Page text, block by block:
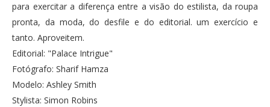
para exercitar a diferença entre a visão do estilista, da roupa
pronta, da moda, do desfile e do editorial. um exercício e
tanto. Aproveitem.
Editorial: "Palace Intrigue"
Fotógrafo: Sharif Hamza
Modelo: Ashley Smith
Stylista: Simon Robins